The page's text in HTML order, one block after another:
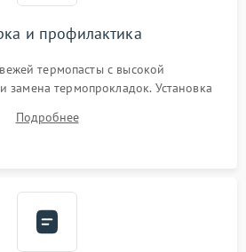
и профилактика
термопасты с высокой
замена термопрокладок. Установка
и накопителей. Предварительная
Подробнее